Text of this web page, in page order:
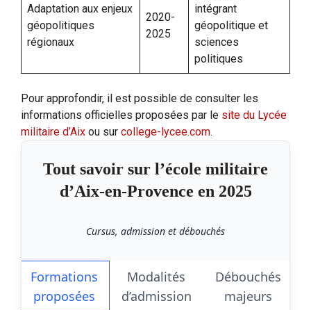
Adaptation aux enjeux
géopolitiques
régionaux
2020-
2025
intégrant
géopolitique et
sciences
politiques
Pour approfondir, il est possible de consulter les
informations officielles proposées par le site du Lycée
militaire d’Aix ou sur college-lycee.com.
Tout savoir sur l’école militaire
d’Aix-en-Provence en 2025
Cursus, admission et débouchés
Formations
proposées
Modalités
d’admission
Débouchés
majeurs